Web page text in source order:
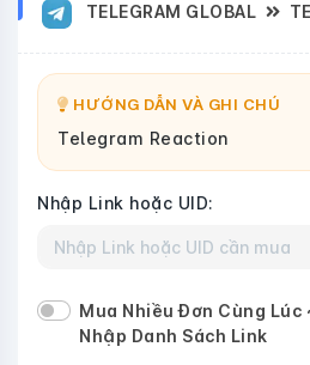
TELEGRAM GLOBAL
HƯỚNG DẪN VÀ GHI CHÚ
Telegram Reaction
Nhập Link hoặc UID:
Mua Nhiều Đơn Cùng Lúc
Nhập Danh Sách Link